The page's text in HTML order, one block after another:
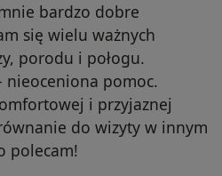
bardzo dobre
się wielu ważnych
porodu i połogu.
nieoceniona pomoc.
i przyjaznej
do wizyty w innym
polecam!